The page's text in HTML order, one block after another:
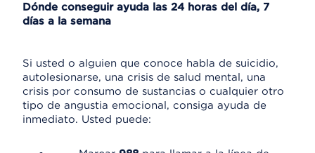
Dónde conseguir ayuda las 24 horas del día, 7
días a la semana
Si usted o alguien que conoce habla de suicidio,
autolesionarse, una crisis de salud mental, una
crisis por consumo de sustancias o cualquier otro
tipo de angustia emocional, consiga ayuda de
inmediato. Usted puede: